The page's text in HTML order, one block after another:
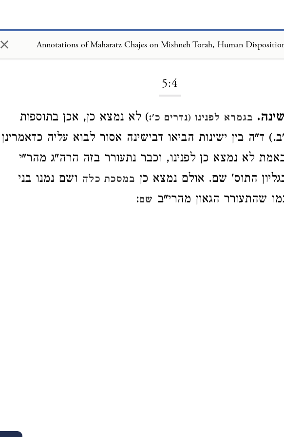
× Annotations of Maharatz Chajes on Mishneh Torah, Human
5:4
בגמרא לפנינו (נדרים כ':) לא נמצא כן, אכן בתוספות
ד"ה בין ישינות הביאו דבישינה אסור לבוא עליה כדאמרינן
לא נמצא כן לפנינו, וכבר נתעורר בזה הרה"ג מהר"י
התוס' שם. אולם נמצא כן במסכת כלה ושם נמנו בני
שהתעורר הגאון מהרי"ב שם: